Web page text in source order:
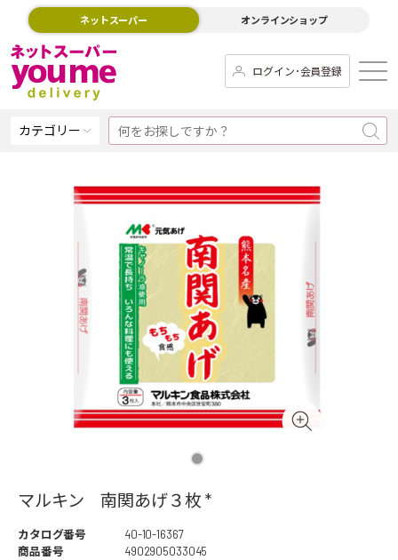
ネットスーパー オンラインショップ
ログイン･会員登録
カテゴリー
マルキン 南関あげ３枚 *
カタログ番号
40-10-16367
商品番号
4902905033045